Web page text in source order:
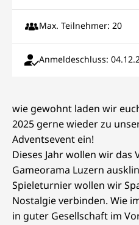
Max. Teilnehmer: 20
Anmeldeschluss:
wie gewohnt laden wir
2025 gerne wieder zu
Adventsevent ein!
Dieses Jahr wollen wir
Gameorama Luzern
Spieleturnier wollen wir
Nostalgie verbinden. Wie
in guter Gesellschaft im